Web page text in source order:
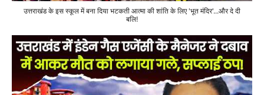
उत्तराखंड के इस स्कूल में बना दिया भटकती आत्मा की शांति के लिए 'भूत मंदिर'...और दे दी
बलि!